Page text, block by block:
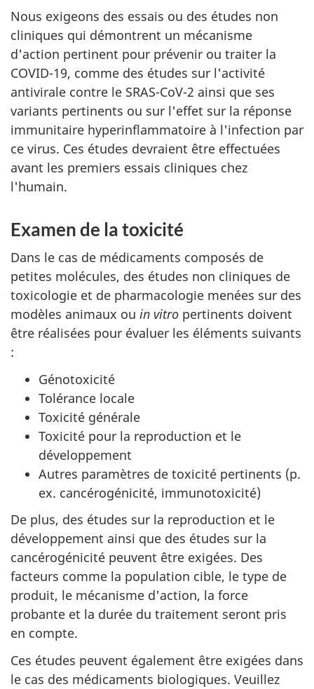
Nous exigeons des essais ou des études non
cliniques qui démontrent un mécanisme
d'action pertinent pour prévenir ou traiter la
COVID-19, comme des études sur l'activité
antivirale contre le SRAS-CoV-2 ainsi que ses
variants pertinents ou sur l'effet sur la réponse
immunitaire hyperinflammatoire à l'infection par
ce virus. Ces études devraient être effectuées
avant les premiers essais cliniques chez
l'humain.
Examen de la toxicité
Dans le cas de médicaments composés de
petites molécules, des études non cliniques de
toxicologie et de pharmacologie menées sur des
modèles animaux ou in vitro pertinents doivent
être réalisées pour évaluer les éléments suivants
:
Génotoxicité
Tolérance locale
Toxicité générale
Toxicité pour la reproduction et le
développement
Autres paramètres de toxicité pertinents (p.
ex. cancérogénicité, immunotoxicité)
De plus, des études sur la reproduction et le
développement ainsi que des études sur la
cancérogénicité peuvent être exigées. Des
facteurs comme la population cible, le type de
produit, le mécanisme d'action, la force
probante et la durée du traitement seront pris
en compte.
Ces études peuvent également être exigées dans
le cas des médicaments biologiques. Veuillez